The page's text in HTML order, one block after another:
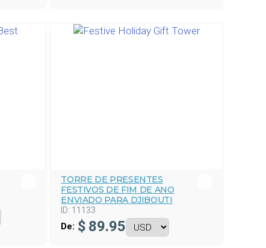
TORRE DE PRESENTES
FESTIVOS DE FIM DE ANO
ENVIADO PARA DJIBOUTI
ID: 11133
De: $ 89.95